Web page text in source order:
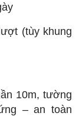
(tùy khung
10m, tường
– an toàn